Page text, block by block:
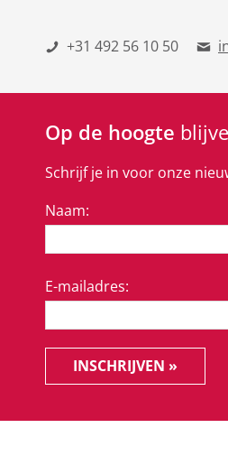
+31 492 56 10 50
Op de hoogte
Schrijf je in voor onze
Naam:
E-mailadres:
INSCHRIJVEN »